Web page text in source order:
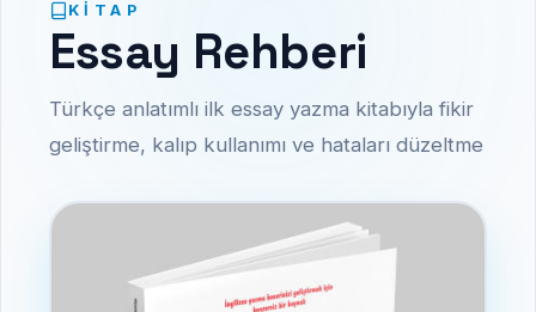
KITAP
Essay Rehberi
Türkçe anlatımlı ilk essay yazma kitabıyla fikir
geliştirme, kalıp kullanımı ve hataları düzeltme